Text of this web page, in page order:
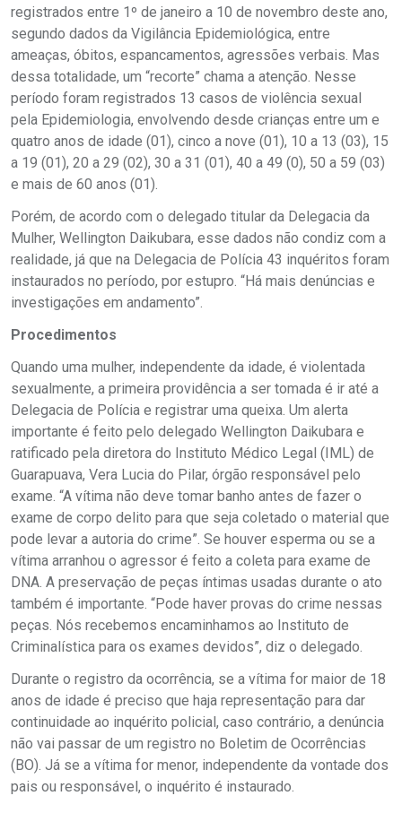
registrados entre 1º de janeiro a 10 de novembro deste ano,
segundo dados da Vigilância Epidemiológica, entre
ameaças, óbitos, espancamentos, agressões verbais. Mas
dessa totalidade, um “recorte” chama a atenção. Nesse
período foram registrados 13 casos de violência sexual
pela Epidemiologia, envolvendo desde crianças entre um e
quatro anos de idade (01), cinco a nove (01), 10 a 13 (03), 15
a 19 (01), 20 a 29 (02), 30 a 31 (01), 40 a 49 (0), 50 a 59 (03)
e mais de 60 anos (01).
Porém, de acordo com o delegado titular da Delegacia da
Mulher, Wellington Daikubara, esse dados não condiz com a
realidade, já que na Delegacia de Polícia 43 inquéritos foram
instaurados no período, por estupro. “Há mais denúncias e
investigações em andamento”.
Procedimentos
Quando uma mulher, independente da idade, é violentada
sexualmente, a primeira providência a ser tomada é ir até a
Delegacia de Polícia e registrar uma queixa. Um alerta
importante é feito pelo delegado Wellington Daikubara e
ratificado pela diretora do Instituto Médico Legal (IML) de
Guarapuava, Vera Lucia do Pilar, órgão responsável pelo
exame. “A vítima não deve tomar banho antes de fazer o
exame de corpo delito para que seja coletado o material que
pode levar a autoria do crime”. Se houver esperma ou se a
vítima arranhou o agressor é feito a coleta para exame de
DNA. A preservação de peças íntimas usadas durante o ato
também é importante. “Pode haver provas do crime nessas
peças. Nós recebemos encaminhamos ao Instituto de
Criminalística para os exames devidos”, diz o delegado.
Durante o registro da ocorrência, se a vítima for maior de 18
anos de idade é preciso que haja representação para dar
continuidade ao inquérito policial, caso contrário, a denúncia
não vai passar de um registro no Boletim de Ocorrências
(BO). Já se a vítima for menor, independente da vontade dos
pais ou responsável, o inquérito é instaurado.